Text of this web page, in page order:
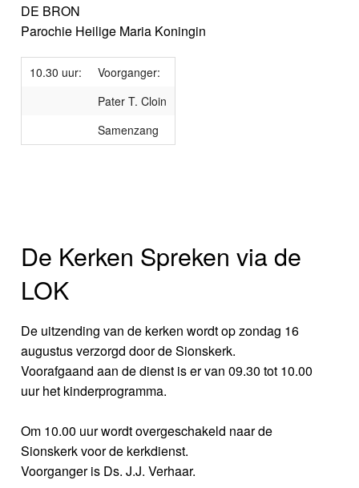
DE BRON
Parochie Heilige Maria Koningin
10.30 uur:
Voorganger:
Pater T. Cloin
Samenzang
De Kerken Spreken via de
LOK
De uitzending van de kerken wordt op zondag 16
augustus verzorgd door de Sionskerk.
Voorafgaand aan de dienst is er van 09.30 tot 10.00
uur het kinderprogramma.
Om 10.00 uur wordt overgeschakeld naar de
Sionskerk voor de kerkdienst.
Voorganger is Ds. J.J. Verhaar.